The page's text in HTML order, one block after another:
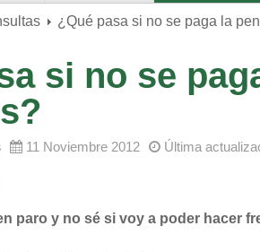
¿Qué pasa si no se paga la
si no se
11 Noviembre 2012 Última
paro y no sé si voy a poder hacer